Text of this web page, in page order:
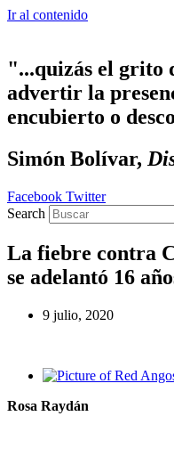
Ir al contenido
"...quizás el grito
advertir la
encubierto o
Simón Bolívar,
Facebook Twitter
Search
La fiebre contra
se adelantó 16
9 julio, 2020
Rosa Raydán